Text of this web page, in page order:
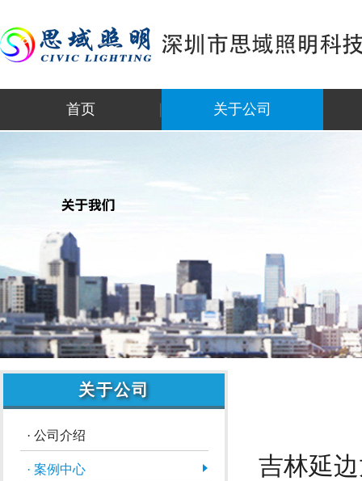
首页 关于公司
关于公司
· 公司介绍
· 案例中心
吉林延